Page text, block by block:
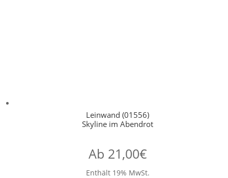
Leinwand (01556)
Skyline im Abendrot
Ab 21,00€
Enthält 19% MwSt.